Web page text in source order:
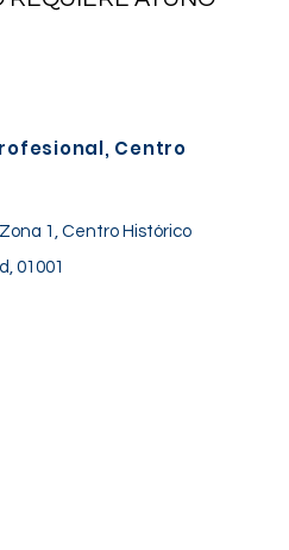
Centro
1, Centro Histórico
01001